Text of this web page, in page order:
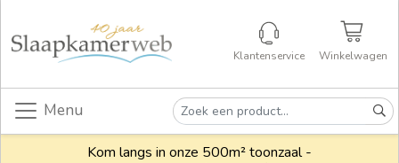
Klantenservice Winkelwagen
Menu
Kom langs in onze 500m² toonzaal -